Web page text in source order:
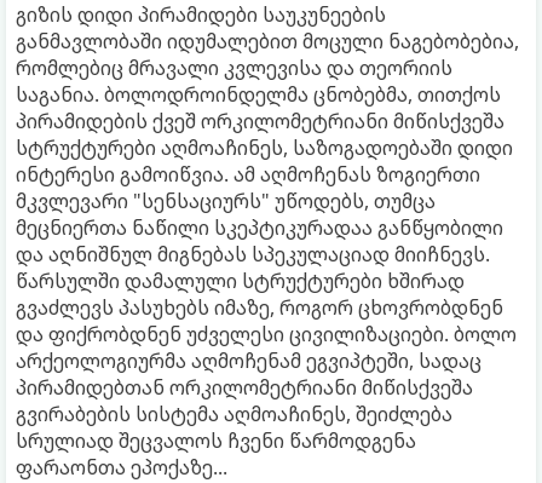
​გიზის დიდი პირამიდები საუკუნეების
განმავლობაში იდუმალებით მოცული ნაგებობებია,
რომლებიც მრავალი კვლევისა და თეორიის
საგანია. ბოლოდროინდელმა ცნობებმა, თითქოს
პირამიდების ქვეშ ორკილომეტრიანი მიწისქვეშა
სტრუქტურები აღმოაჩინეს, საზოგადოებაში დიდი
ინტერესი გამოიწვია. ამ აღმოჩენას ზოგიერთი
მკვლევარი "სენსაციურს" უწოდებს, თუმცა
მეცნიერთა ნაწილი სკეპტიკურადაა განწყობილი
და აღნიშნულ მიგნებას სპეკულაციად მიიჩნევს.​
წარსულში დამალული სტრუქტურები ხშირად
გვაძლევს პასუხებს იმაზე, როგორ ცხოვრობდნენ
და ფიქრობდნენ უძველესი ცივილიზაციები. ბოლო
არქეოლოგიურმა აღმოჩენამ ეგვიპტეში, სადაც
პირამიდებთან ორკილომეტრიანი მიწისქვეშა
გვირაბების სისტემა აღმოაჩინეს, შეიძლება
სრულიად შეცვალოს ჩვენი წარმოდგენა
ფარაონთა ეპოქაზე...